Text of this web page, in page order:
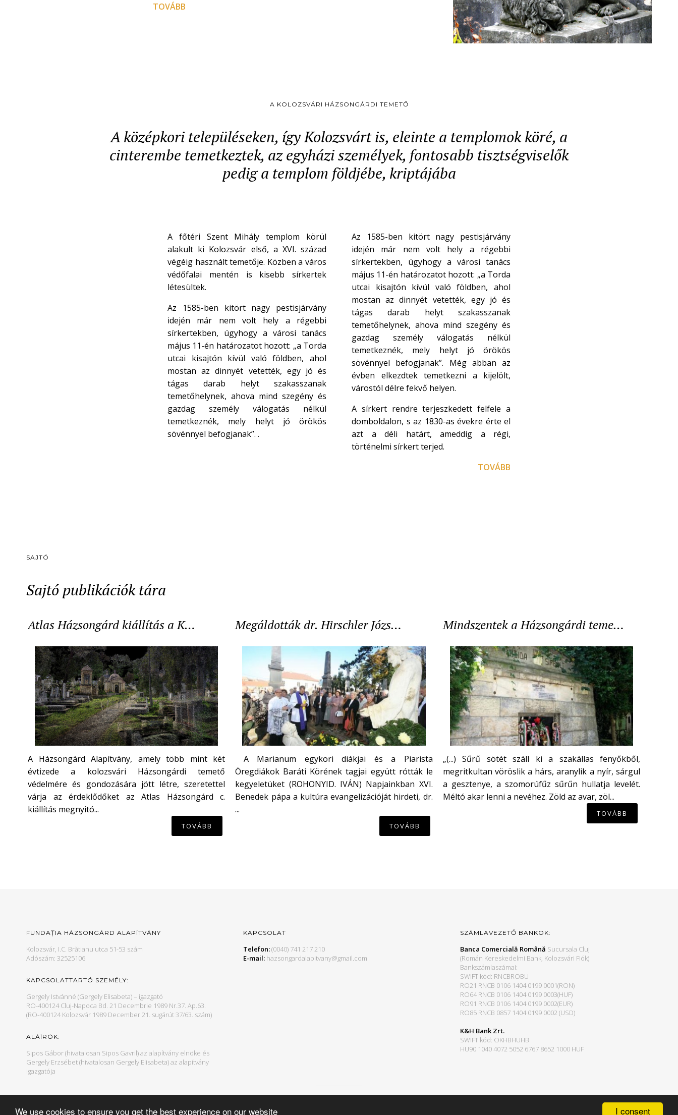
I consent
We use cookies to ensure you get the best experience on our website
TOVÁBB
A KOLOZSVÁRI HÁZSONGÁRDI TEMETŐ
A középkori településeken, így Kolozsvárt is, eleinte a templomok köré, a
cinterembe temetkeztek, az egyházi személyek, fontosabb tisztségviselők
pedig a templom földjébe, kriptájába
A főtéri Szent Mihály templom körül
alakult ki Kolozsvár első, a XVI. század
végéig használt temetője. Közben a város
védőfalai mentén is kisebb sírkertek
létesültek.
Az 1585-ben kitört nagy pestisjárvány
idején már nem volt hely a régebbi
sírkertekben, úgyhogy a városi tanács
május 11-én határozatot hozott: „a Torda
utcai kisajtón kívül való földben, ahol
mostan az dinnyét vetették, egy jó és
tágas darab helyt szakasszanak
temetőhelynek, ahova mind szegény és
gazdag személy válogatás nélkül
temetkeznék, mely helyt jó örökös
sövénnyel befogjanak”. .
Az 1585-ben kitört nagy pestisjárvány
idején már nem volt hely a régebbi
sírkertekben, úgyhogy a városi tanács
május 11-én határozatot hozott: „a Torda
utcai kisajtón kívül való földben, ahol
mostan az dinnyét vetették, egy jó és
tágas darab helyt szakasszanak
temetőhelynek, ahova mind szegény és
gazdag személy válogatás nélkül
temetkeznék, mely helyt jó örökös
sövénnyel befogjanak”. Még abban az
évben elkezdtek temetkezni a kijelölt,
várostól délre fekvő helyen.
A sírkert rendre terjeszkedett felfele a
domboldalon, s az 1830-as évekre érte el
azt a déli határt, ameddig a régi,
történelmi sírkert terjed.
TOVÁBB
SAJTÓ
Sajtó publikációk tára
Atlas Házsongárd kiállítás a K…
A Házsongárd Alapítvány, amely több mint két
évtizede a kolozsvári Házsongárdi temető
védelmére és gondozására jött létre, szeretettel
várja az érdeklődőket az Atlas Házsongárd c.
kiállítás megnyitó...
TOVÁBB
Megáldották dr. Hirschler Józs…
A Marianum egykori diákjai és a Piarista
Öregdiákok Baráti Körének tagjai együtt rótták le
kegyeletüket (ROHONYID. IVÁN) Napjainkban XVI.
Benedek pápa a kultúra evangelizációját hirdeti, dr.
...
TOVÁBB
Mindszentek a Házsongárdi teme…
„(...) Sűrű sötét száll ki a szakállas fenyőkből,
megritkultan vöröslik a hárs, aranylik a nyír, sárgul
a gesztenye, a szomorúfűz sűrűn hullatja levelét.
Méltó akar lenni a nevéhez. Zöld az avar, zöl...
TOVÁBB
FUNDAȚIA HÁZSONGÁRD ALAPÍTVÁNY
Kolozsvár, I.C. Brătianu utca 51-53 szám
Adószám: 32525106
KAPCSOLATTARTÓ SZEMÉLY:
Gergely Istvánné (Gergely Elisabeta) – igazgató
RO-400124 Cluj-Napoca Bd. 21 Decembrie 1989 Nr.37. Ap.63.
(RO-400124 Kolozsvár 1989 December 21. sugárút 37/63. szám)
ALÁÍRÓK:
Sipos Gábor (hivatalosan Sipos Gavril) az alapítvány elnöke és
Gergely Erzsébet (hivatalosan Gergely Elisabeta) az alapítvány
igazgatója
KAPCSOLAT
Telefon:(0040) 741 217 210
E-mail: hazsongardalapitvany@gmail.com
SZÁMLAVEZETŐ BANKOK:
Banca Comercială Română Sucursala Cluj
(Román Kereskedelmi Bank, Kolozsvári Fiók)
Bankszámlaszámai:
SWIFT kód: RNCBROBU
RO21 RNCB 0106 1404 0199 0001(RON)
RO64 RNCB 0106 1404 0199 0003(HUF)
RO91 RNCB 0106 1404 0199 0002(EUR)
RO85 RNCB 0857 1404 0199 0002 (USD)
K&H Bank Zrt.
SWIFT kód: OKHBHUHB
HU90 1040 4072 5052 6767 8652 1000 HUF